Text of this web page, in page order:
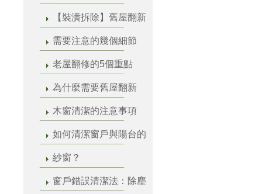
【裝潢拆除】舊屋翻新
需要注意的幾個細節
老屋翻修的5個重點
為什麼需要舊屋翻新
木窗清潔的注意事項
如何清潔窗戶與陽台的
紗窗？
窗戶錯誤清潔法：除塵